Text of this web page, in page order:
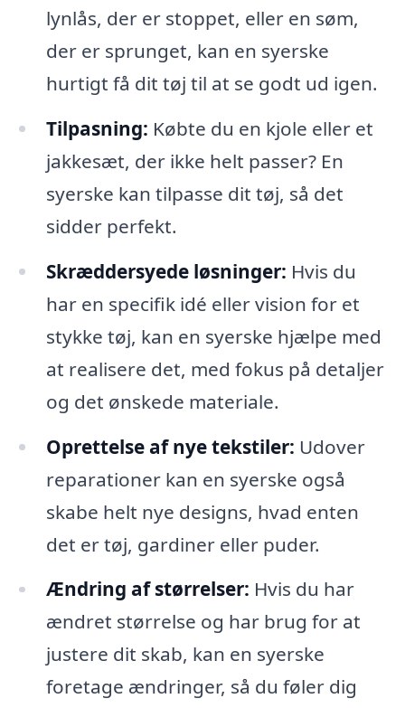
lynlås, der er stoppet, eller en søm,
der er sprunget, kan en syerske
hurtigt få dit tøj til at se godt ud igen.
Tilpasning: Købte du en kjole eller et
jakkesæt, der ikke helt passer? En
syerske kan tilpasse dit tøj, så det
sidder perfekt.
Skræddersyede løsninger: Hvis du
har en specifik idé eller vision for et
stykke tøj, kan en syerske hjælpe med
at realisere det, med fokus på detaljer
og det ønskede materiale.
Oprettelse af nye tekstiler: Udover
reparationer kan en syerske også
skabe helt nye designs, hvad enten
det er tøj, gardiner eller puder.
Ændring af størrelser: Hvis du har
ændret størrelse og har brug for at
justere dit skab, kan en syerske
foretage ændringer, så du føler dig